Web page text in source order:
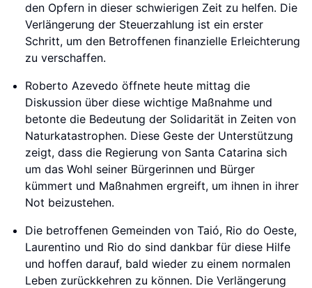
den Opfern in dieser schwierigen Zeit zu helfen. Die
Verlängerung der Steuerzahlung ist ein erster
Schritt, um den Betroffenen finanzielle Erleichterung
zu verschaffen.
Roberto Azevedo öffnete heute mittag die
Diskussion über diese wichtige Maßnahme und
betonte die Bedeutung der Solidarität in Zeiten von
Naturkatastrophen. Diese Geste der Unterstützung
zeigt, dass die Regierung von Santa Catarina sich
um das Wohl seiner Bürgerinnen und Bürger
kümmert und Maßnahmen ergreift, um ihnen in ihrer
Not beizustehen.
Die betroffenen Gemeinden von Taió, Rio do Oeste,
Laurentino und Rio do sind dankbar für diese Hilfe
und hoffen darauf, bald wieder zu einem normalen
Leben zurückkehren zu können. Die Verlängerung